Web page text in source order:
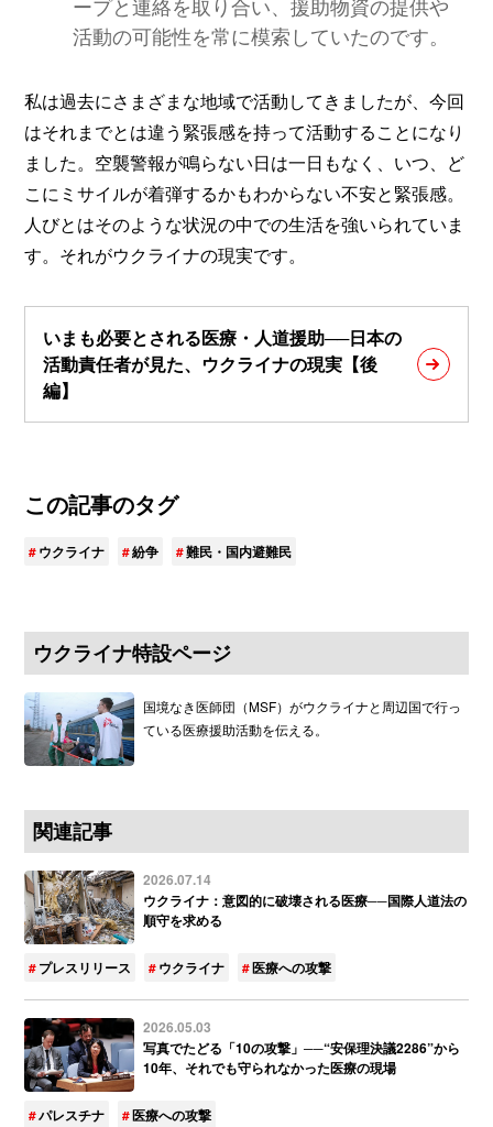
活動の可能性を常に模索していたのです。
私は過去にさまざまな地域で活動してきましたが、今回
はそれまでとは違う緊張感を持って活動することになり
ました。空襲警報が鳴らない日は一日もなく、いつ、ど
こにミサイルが着弾するかもわからない不安と緊張感。
人びとはそのような状況の中での生活を強いられていま
す。それがウクライナの現実です。
いまも必要とされる医療・人道援助──日本の
活動責任者が見た、ウクライナの現実【後
編】
この記事のタグ
ウクライナ 紛争 難民・国内避難民
ウクライナ特設ページ
国境なき医師団（MSF）がウクライナと周辺国で行っ
ている医療援助活動を伝える。
関連記事
2026.07.14
ウクライナ：意図的に破壊される医療──国際人道法の
順守を求める
プレスリリース ウクライナ 医療への攻撃
2026.05.03
写真でたどる「10の攻撃」──“安保理決議2286”から
10年、それでも守られなかった医療の現場
パレスチナ 医療への攻撃